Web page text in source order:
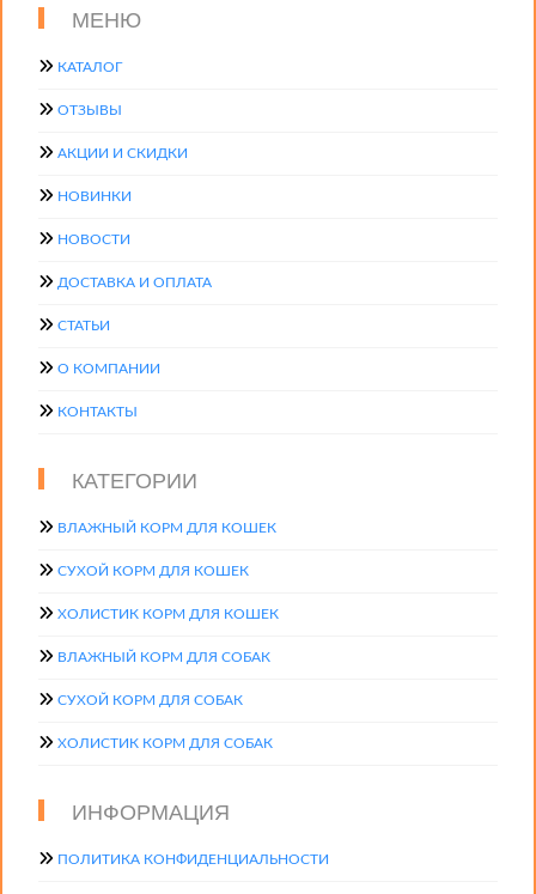
МЕНЮ
КАТАЛОГ
ОТЗЫВЫ
АКЦИИ И СКИДКИ
НОВИНКИ
НОВОСТИ
ДОСТАВКА И ОПЛАТА
СТАТЬИ
О КОМПАНИИ
КОНТАКТЫ
КАТЕГОРИИ
ВЛАЖНЫЙ КОРМ ДЛЯ КОШЕК
СУХОЙ КОРМ ДЛЯ КОШЕК
ХОЛИСТИК КОРМ ДЛЯ КОШЕК
ВЛАЖНЫЙ КОРМ ДЛЯ СОБАК
СУХОЙ КОРМ ДЛЯ СОБАК
ХОЛИСТИК КОРМ ДЛЯ СОБАК
ИНФОРМАЦИЯ
ПОЛИТИКА КОНФИДЕНЦИАЛЬНОСТИ